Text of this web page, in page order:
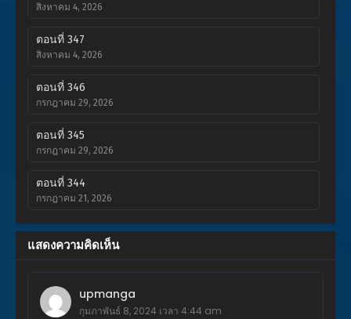
สิงหาคม 4, 2026
ตอนที่ 347
สิงหาคม 4, 2026
ตอนที่ 346
กรกฎาคม 29, 2026
ตอนที่ 345
กรกฎาคม 29, 2026
ตอนที่ 344
กรกฎาคม 21, 2026
ตอนที่ 343
กรกฎาคม 14, 2026
กรกฎาคม 8, 2026
แสดงความคิดเห็น
upmanga
กุมภาพันธ์ 8, 2024 เวลา 4:44 am